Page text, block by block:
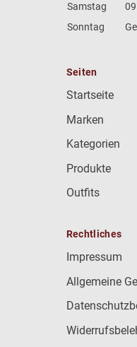
Samstag
Sonntag
Seiten
Startseite
Marken
Kategorien
Produkte
Outfits
Rechtliches
Impressum
Allgemeine